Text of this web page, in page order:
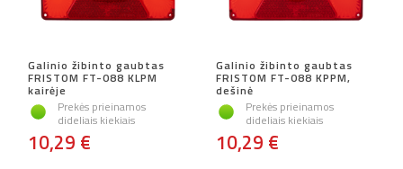
Galinio žibinto gaubtas
FRISTOM FT-088 KLPM
kairėje
Prekės prieinamos
dideliais kiekiais
10,29 €
Galinio žibinto gaubtas
FRISTOM FT-088 KPPM,
dešinė
Prekės prieinamos
dideliais kiekiais
10,29 €